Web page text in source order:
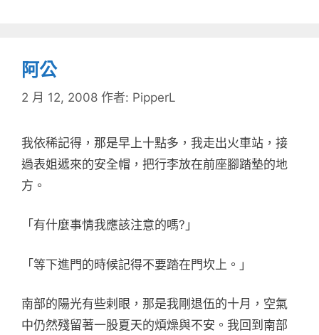
阿公
2 月 12, 2008 作者: PipperL
我依稀記得，那是早上十點多，我走出火車站，接
過表姐遞來的安全帽，把行李放在前座腳踏墊的地
方。
「有什麼事情我應該注意的嗎?」
「等下進門的時候記得不要踏在門坎上。」
南部的陽光有些剌眼，那是我剛退伍的十月，空氣
中仍然殘留著一股夏天的煩燥與不安。我回到南部